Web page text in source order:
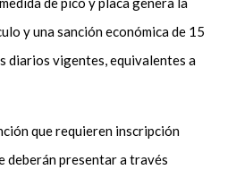
y una sanción económica de 15
diarios vigentes, equivalentes a
que requieren inscripción
deberán presentar a través